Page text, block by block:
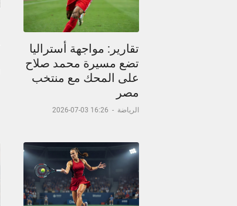
تقارير: مواجهة أستراليا
تضع مسيرة محمد صلاح
على المحك مع منتخب
مصر
الرياضة -
16:26 03-07-2026